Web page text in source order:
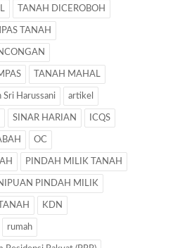
TANAH DICEROBOH
TANAH
TANAH MAHAL
Sri Harussani artikel
SINAR HARIAN ICQS
OC
PINDAH MILIK TANAH
PINDAH MILIK
KDN
rumah